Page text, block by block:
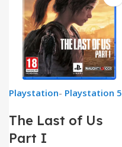
Playstation- Playstation 5
The Last of Us
Part I